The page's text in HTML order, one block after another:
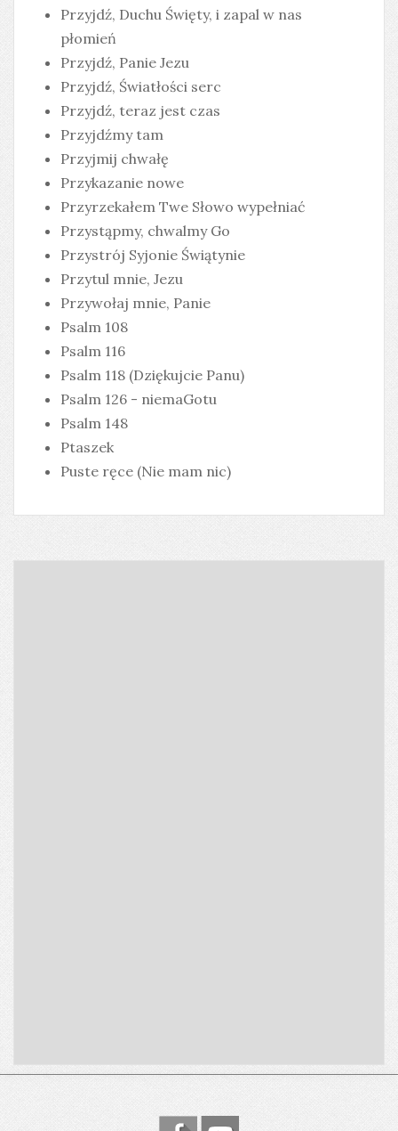
Przyjdź, Duchu Święty, i zapal w nas
płomień
Przyjdź, Panie Jezu
Przyjdź, Światłości serc
Przyjdź, teraz jest czas
Przyjdźmy tam
Przyjmij chwałę
Przykazanie nowe
Przyrzekałem Twe Słowo wypełniać
Przystąpmy, chwalmy Go
Przystrój Syjonie Świątynie
Przytul mnie, Jezu
Przywołaj mnie, Panie
Psalm 108
Psalm 116
Psalm 118 (Dziękujcie Panu)
Psalm 126 - niemaGotu
Psalm 148
Ptaszek
Puste ręce (Nie mam nic)